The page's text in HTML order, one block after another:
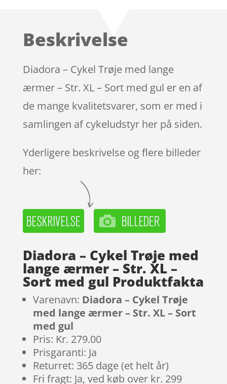
Beskrivelse
Diadora – Cykel Trøje med lange
ærmer – Str. XL – Sort med gul er en af
de mange kvalitetsvarer, som er med i
samlingen af cykeludstyr her på siden.
Yderligere beskrivelse og flere billeder
her:
Diadora – Cykel Trøje med
lange ærmer – Str. XL –
Sort med gul Produktfakta
Varenavn: Diadora – Cykel Trøje
med lange ærmer – Str. XL – Sort
med gul
Pris: Kr. 279.00
Prisgaranti: Ja
Returret: 365 dage (et helt år)
Fri fragt: Ja, ved køb over kr. 299